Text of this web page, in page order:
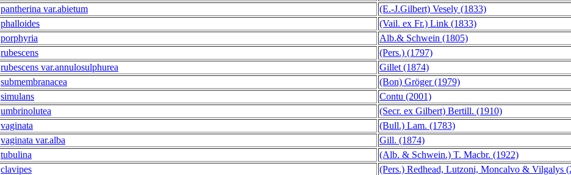
pantherina var.abietum
(E.-J.Gilbert) Vesely (1833)
phalloides
(Vail. ex Fr.) Link (1833)
porphyria
Alb.& Schwein (1805)
rubescens
(Pers.) (1797)
rubescens var.annulosulphurea
Gillet (1874)
submembranacea
(Bon) Gröger (1979)
simulans
Contu (2001)
umbrinolutea
(Secr. ex Gilbert) Bertill. (1910)
vaginata
(Bull.) Lam. (1783)
vaginata var.alba
Gill. (1874)
tubulina
(Alb. & Schwein.) T. Macbr. (1922)
clavipes
(Pers.) Redhead, Lutzoni, Moncalvo & Vilgalys